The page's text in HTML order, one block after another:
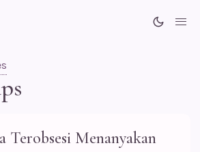
Terobsesi Menanyakan